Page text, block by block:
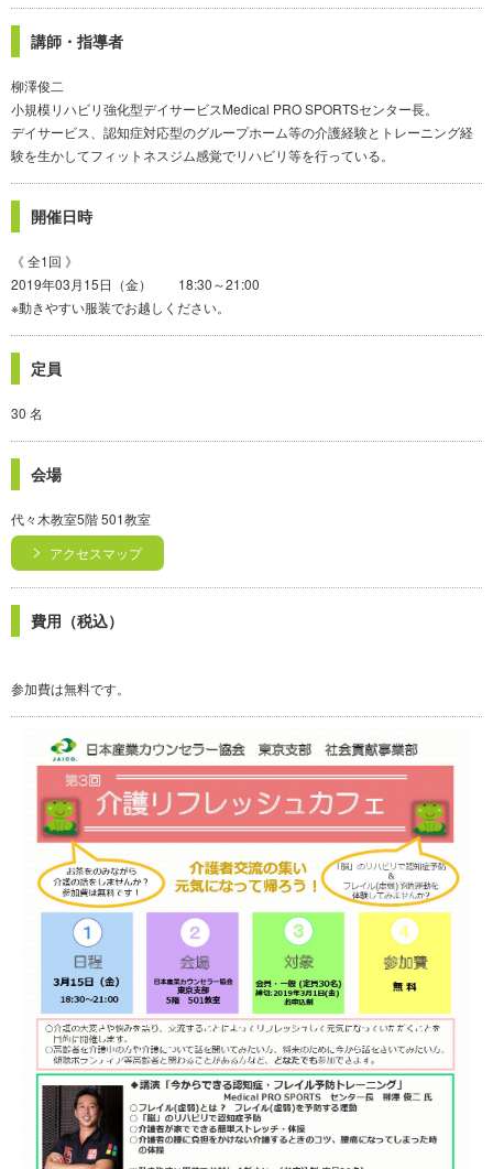
講師・指導者
柳澤俊二
小規模リハビリ強化型デイサービスMedical PRO SPORTSセンター長。
デイサービス、認知症対応型のグループホーム等の介護経験とトレーニング経
験を生かしてフィットネスジム感覚でリハビリ等を行っている。
開催日時
《 全1回 》
2019年03月15日（金） 18:30～21:00
※動きやすい服装でお越しください。
定員
30 名
会場
代々木教室5階 501教室
アクセスマップ
費用（税込）
参加費は無料です。